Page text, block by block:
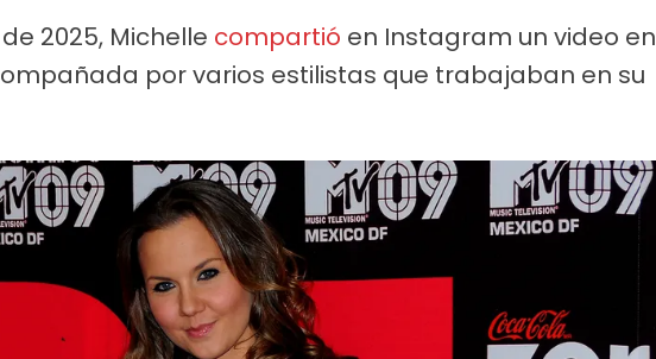
2025, Michelle compartió en Instagram un video en
por varios estilistas que trabajaban en su